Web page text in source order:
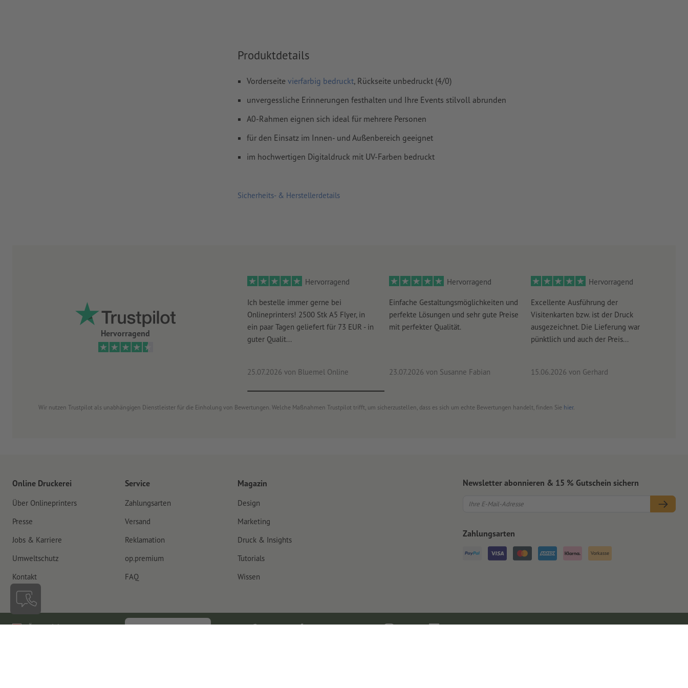
Wie lege ich Druckdaten richtig an?
Produktdetails
Vorderseite vierfarbig bedruckt, Rückseite unbedruckt (4/0)
unvergessliche Erinnerungen festhalten und Ihre Events stilvoll abrunden
A0-Rahmen eignen sich ideal für mehrere Personen
für den Einsatz im Innen- und Außenbereich geeignet
im hochwertigen Digitaldruck mit UV-Farben bedruckt
Sicherheits- & Herstellerdetails
Hervorragend
Hervorragend
Ich bestelle immer gerne bei
Onlineprinters! 2500 Stk A5 Flyer, in
ein paar Tagen geliefert für 73 EUR - in
guter Qualit...
25.07.2026 von Bluemel Online
Hervorragend
Einfache Gestaltungsmöglichkeiten und
perfekte Lösungen und sehr gute Preise
mit perfekter Qualität.
23.07.2026 von Susanne Fabian
Hervorragend
Excellente Ausführung der
Visitenkarten bzw. ist der Druck
ausgezeichnet. Die Lieferung war
pünktlich und auch der Preis...
15.06.2026 von Gerhard
Wir nutzen Trustpilot als unabhängigen Dienstleister für die Einholung von Bewertungen. Welche Maßnahmen Trustpilot trifft, um sicherzustellen, dass es sich um echte Bewertungen handelt, finden Sie hier.
Online Druckerei
Über Onlineprinters
Presse
Jobs & Karriere
Umweltschutz
Kontakt
Service
Zahlungsarten
Versand
Reklamation
op.premium
FAQ
Magazin
Design
Marketing
Druck & Insights
Tutorials
Wissen
Newsletter abonnieren & 15 % Gutschein sichern
Zahlungsarten
Vorkasse
Österreich Vertrag widerrufen Impressum AGB Datenschutz